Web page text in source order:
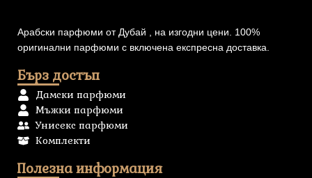
Арабски парфюми от Дубай , на изгодни цени. 100%
оригинални парфюми с включена експресна доставка.
Бърз достъп
Дамски парфюми
Мъжки парфюми
Унисекс парфюми
Комплекти
Полезна информация